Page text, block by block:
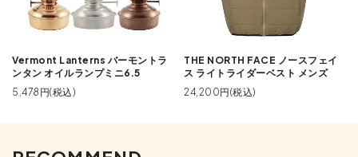
Vermont Lanterns バーモントラ
ンタン オイルランプミニ6.5
5,478円(税込)
THE NORTH FACE ノースフェイ
ス ライトライダーベスト メンズ
24,200円(税込)